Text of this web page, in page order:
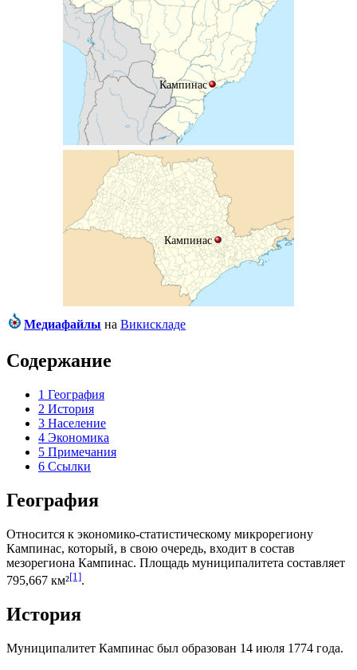
Кампинас
Кампинас
Медиафайлы на Викискладе
Содержание
1 География
2 История
3 Население
4 Экономика
5 Примечания
6 Ссылки
География
Относится к экономико-статистическому микрорегиону
Кампинас, который, в свою очередь, входит в состав
мезорегиона Кампинас. Площадь муниципалитета составляет
795,667 км²[1].
История
Муниципалитет Кампинас был образован 14 июля 1774 года.